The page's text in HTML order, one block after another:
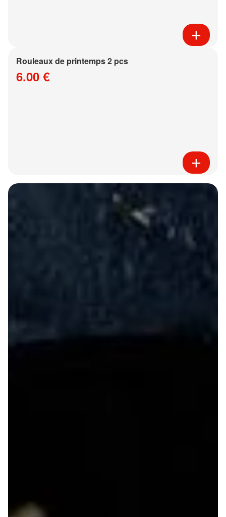
Rouleaux de printemps 2 pcs
6.00 €